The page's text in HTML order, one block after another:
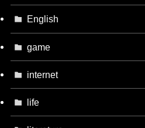
English
game
internet
life